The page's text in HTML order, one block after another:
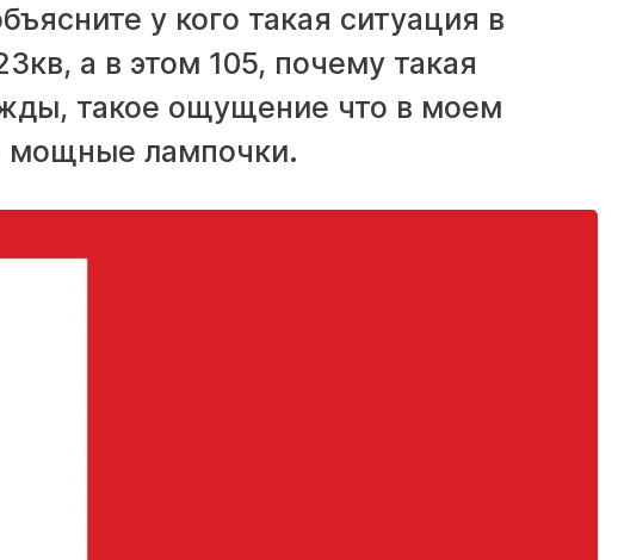
у кого такая ситуация в
а в этом 105, почему такая
такое ощущение что в моем
мощные лампочки.